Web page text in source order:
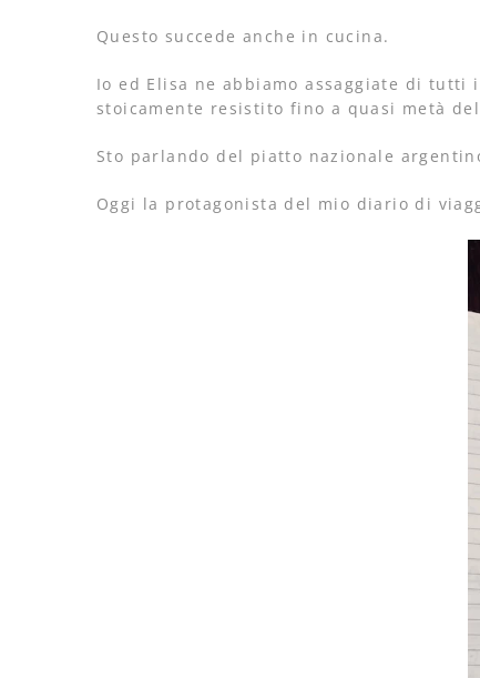
Questo succede anche in cucina.
Io ed Elisa ne abbiamo assaggiate di
stoicamente resistito fino a quasi metà
Sto parlando del piatto nazionale
Oggi la protagonista del mio diario di